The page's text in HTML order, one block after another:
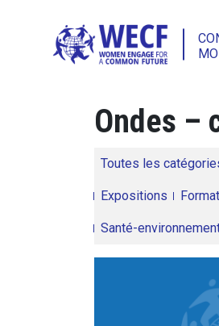
Ondes –
Toutes les
Expositions
Santé-